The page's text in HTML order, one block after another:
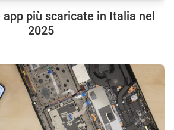
app più scaricate in Italia nel
2025